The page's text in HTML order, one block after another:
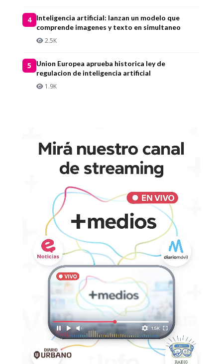
4
Inteligencia artificial: lanzan un modelo que
comprende imagenes y texto en simultaneo
2.5K
5
Union Europea aprueba historica ley de
regulacion de inteligencia artificial
1.9K